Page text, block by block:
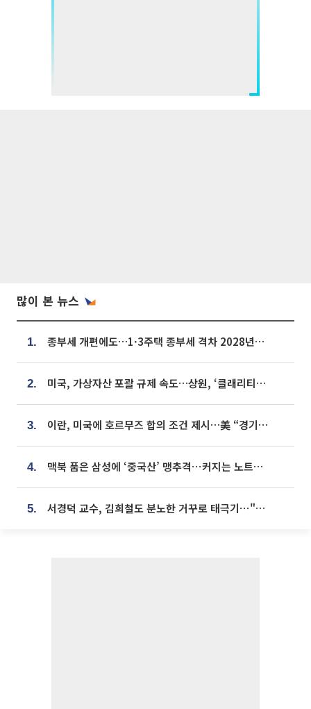
많이 본 뉴스
1. 종부세 개편에도…1·3주택 종부세 격차 2028년부터 확대
2. 미국, 가상자산 포괄 규제 속도…상원, ‘클래리티법’ 9월 절차투표 추진
3. 이란, 미국에 호르무즈 합의 조건 제시…美 “경기 아직 안 끝나” [종합]
4. 맥북 품은 삼성에 ‘중국산’ 맹추격⋯커지는 노트북 OLED 시장
5. 서경덕 교수, 김희철도 분노한 거꾸로 태극기⋯"엉터리는 아냐, 아쉬울 뿐"